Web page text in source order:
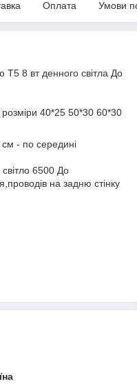
Оплата Умови
Т5 8 вт денного світла До
40*25 50*30 60*30
- по середині
6500 До
на задню стінку